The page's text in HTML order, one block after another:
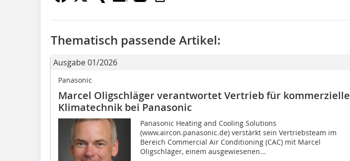
Thematisch passende Artikel:
Ausgabe 01/2026
Panasonic
Marcel Oligschläger verantwortet Vertrieb für kommerzielle
Klimatechnik bei Panasonic
Panasonic Heating and Cooling Solutions
(www.aircon.panasonic.de) verstärkt sein Vertriebsteam im
Bereich Commercial Air Conditioning (CAC) mit Marcel
Oligschläger, einem ausgewiesenen...